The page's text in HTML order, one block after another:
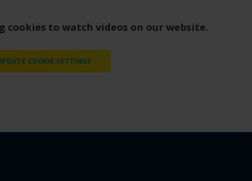
cookies to watch videos on our website.
COOKIE SETTINGS